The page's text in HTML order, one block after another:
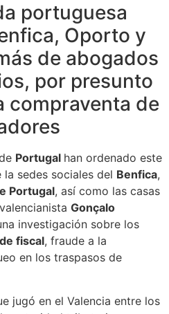
portuguesa
Oporto y
de abogados
por presunto
compraventa de
Portugal han ordenado este
sedes sociales del Benfica,
Portugal, así como las casas
Gonçalo
investigación sobre los
fiscal, fraude a la
en los traspasos de
jugó en el Valencia entre los